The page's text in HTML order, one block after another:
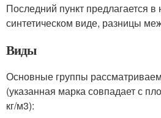
Последний пункт предлагается
синтетическом виде, разницы
Виды
Основные группы
(указанная марка совпадает с
кг/м3):